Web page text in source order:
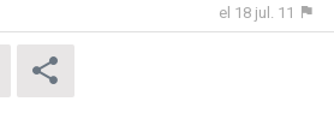
el 18 jul. 11